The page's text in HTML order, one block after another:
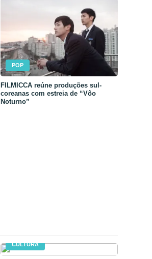
POP
FILMICCA reúne produções sul-
coreanas com estreia de “Vôo
Noturno”
CULTURA